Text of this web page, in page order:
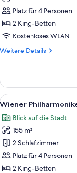
Penthouse
Suite
anzeigen
Platz für 4 Personen
2 King-Betten
Kostenloses WLAN
Weitere Details
Weitere
Penthouse
Suite
Alle
Fotos
für
Wiener
Philharmoniker
Suite
anzeigen
10
Wiener
Blick auf die Stadt
155 m²
2 Schlafzimmer
Platz für 4 Personen
2 King-Betten